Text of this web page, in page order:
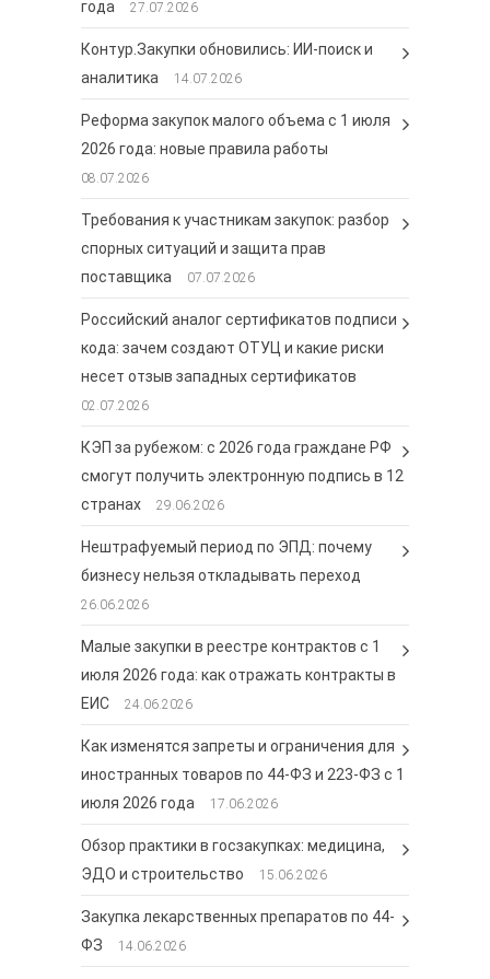
года 27.07.2026
Контур.Закупки обновились: ИИ-поиск и
аналитика
14.07.2026
Реформа закупок малого объема с 1 июля
2026 года: новые правила работы
08.07.2026
Требования к участникам закупок: разбор
спорных ситуаций и защита прав
поставщика
07.07.2026
Российский аналог сертификатов подписи
кода: зачем создают ОТУЦ и какие риски
несет отзыв западных сертификатов
02.07.2026
КЭП за рубежом: с 2026 года граждане РФ
смогут получить электронную подпись в 12
странах
29.06.2026
Нештрафуемый период по ЭПД: почему
бизнесу нельзя откладывать переход
26.06.2026
Малые закупки в реестре контрактов с 1
июля 2026 года: как отражать контракты в
ЕИС
24.06.2026
Как изменятся запреты и ограничения для
иностранных товаров по 44-ФЗ и 223-ФЗ с 1
июля 2026 года
17.06.2026
Обзор практики в госзакупках: медицина,
ЭДО и строительство
15.06.2026
Закупка лекарственных препаратов по 44-
ФЗ
14.06.2026